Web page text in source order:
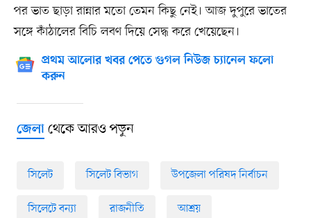
পর ভাত ছাড়া রান্নার মতো তেমন কিছু নেই। আজ দুপুরে ভাতের
সঙ্গে কাঁঠালের বিচি লবণ দিয়ে সেদ্ধ করে খেয়েছেন।
প্রথম আলোর খবর পেতে গুগল নিউজ চ্যানেল ফলো
করুন
জেলাথেকে আরও পড়ুন
সিলেট সিলেট বিভাগ উপজেলা পরিষদ নির্বাচন
সিলেটে বন্যা রাজনীতি আশ্রয়